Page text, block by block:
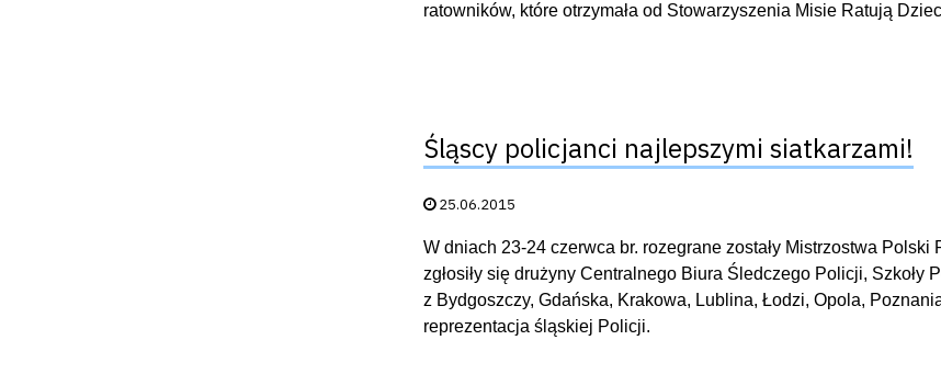
ratowników, które otrzymała od Stowarzyszenia Misie Ratują
Śląscy policjanci najlepszymi siatkarzami!
Data publikacji:
25.06.2015
W dniach 23-24 czerwca br. rozegrane zostały Mistrzostwa
zgłosiły się drużyny Centralnego Biura Śledczego Policji,
z Bydgoszczy, Gdańska, Krakowa, Lublina, Łodzi, Opola,
reprezentacja śląskiej Policji.